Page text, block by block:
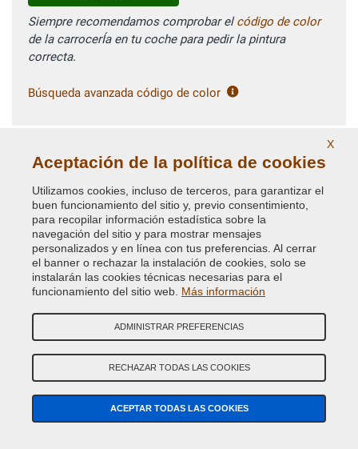
Siempre recomendamos comprobar elcódigo de color
de la carrocerÍa en tu coche para pedir la pintura
correcta.
Búsqueda avanzada código de color
BÚSQUEDA GUIADA PINTURA COCHE
¿TIENES ALGUNA DUDA? CONTACTA CON NUESTROS
EXPERTOS
Llámanos a nuestros números de teléfono o escrÍbenos al
whatsapp
X
Aceptación de la política de cookies
Utilizamos cookies, incluso de terceros, para garantizar el
buen funcionamiento del sitio y, previo consentimiento,
para recopilar información estadística sobre la
navegación del sitio y para mostrar mensajes
personalizados y en línea con tus preferencias. Al cerrar
el banner o rechazar la instalación de cookies, solo se
instalarán las cookies técnicas necesarias para el
funcionamiento del sitio web. Más información
ADMINISTRAR PREFERENCIAS
RECHAZAR TODAS LAS COOKIES
ACEPTAR TODAS LAS COOKIES